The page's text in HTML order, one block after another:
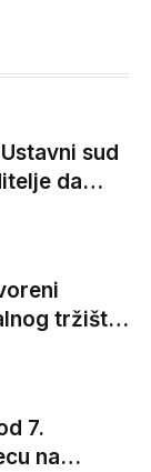
sud
da
tržišta,
van EU
7.
na